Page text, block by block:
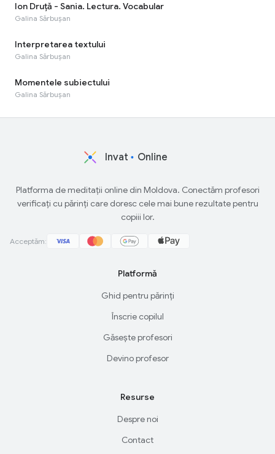
Ion Druță - Sania. Lectura. Vocabular
Galina Sărbușan
Interpretarea textului
Galina Sărbușan
Momentele subiectului
Galina Sărbușan
Invat Online
Platforma de meditații online din Moldova. Conectăm profesori
verificați cu părinți care doresc cele mai bune rezultate pentru
copiii lor.
Acceptăm:
Platformă
Ghid pentru părinți
Înscrie copilul
Găsește profesori
Devino profesor
Resurse
Despre noi
Contact